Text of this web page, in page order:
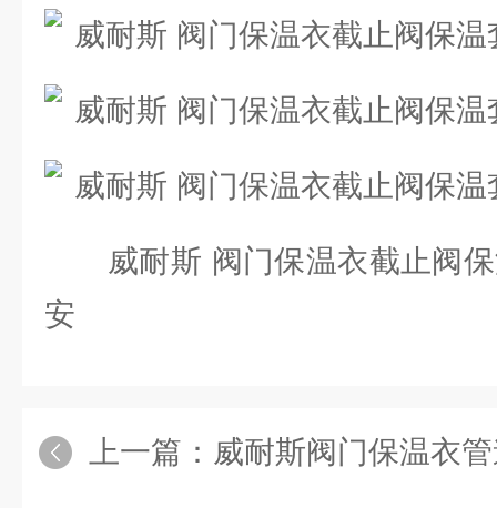
威耐斯 阀门保温衣截止阀保
安
上一篇： 威耐斯阀门保温衣管道保